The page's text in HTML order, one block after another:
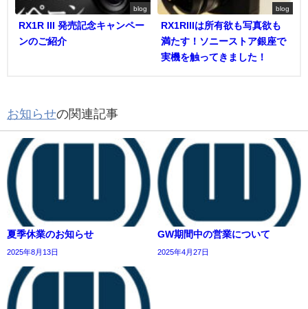
blog
RX1R III 発売記念キャンペー
ンのご紹介
blog
RX1RIIIは所有欲も写真欲も
満たす！ソニーストア銀座で
実機を触ってきました！
お知らせの関連記事
夏季休業のお知らせ
2025年8月13日
GW期間中の営業について
2025年4月27日